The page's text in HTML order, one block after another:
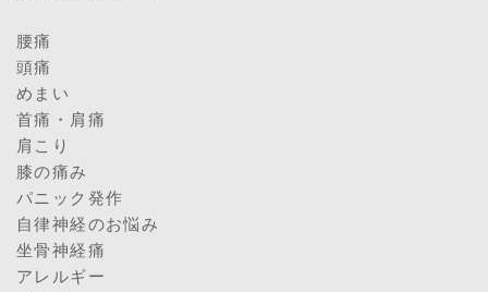
腰痛
頭痛
めまい
首痛・肩痛
肩こり
膝の痛み
パニック発作
自律神経のお悩み
坐骨神経痛
アレルギー